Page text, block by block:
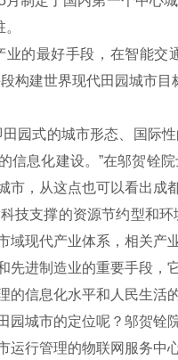
的最好手段，在智能交
构建世界现代田园城市
园式的城市形态、国际
信息化建设。”在邬贺铨
，从这点也可以看出成
技支撑的资源节约型和
域现代产业体系，相关
先进制造业的重要手段
信息化水平和人民生活
城市的定位呢？邬贺铨
运行管理的物联网服务